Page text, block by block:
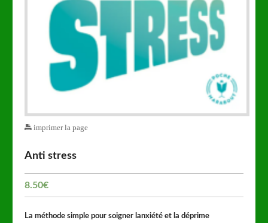
imprimer la page
Anti stress
8.50€
La méthode simple pour soigner lanxiété et la déprime